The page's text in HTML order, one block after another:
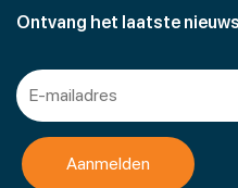
Ontvang het laatste